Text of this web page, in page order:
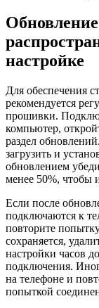
настройке
Для обеспечения
рекомендуется
прошивки.
компьютер,
раздел
загрузить и
обновлением
менее 50%, чтобы
Если после
подключаются к
повторите
сохраняется,
настройки часов
подключения.
на телефоне и
попыткой